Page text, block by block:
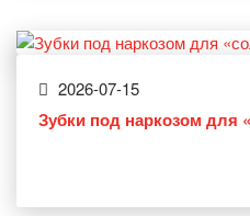
2026-07-15
Зубки под наркозом для